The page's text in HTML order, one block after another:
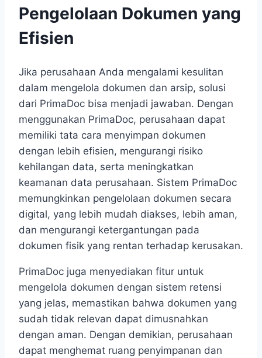
Pengelolaan Dokumen yang
Efisien
Jika perusahaan Anda mengalami kesulitan
dalam mengelola dokumen dan arsip, solusi
dari PrimaDoc bisa menjadi jawaban. Dengan
menggunakan PrimaDoc, perusahaan dapat
memiliki tata cara menyimpan dokumen
dengan lebih efisien, mengurangi risiko
kehilangan data, serta meningkatkan
keamanan data perusahaan. Sistem PrimaDoc
memungkinkan pengelolaan dokumen secara
digital, yang lebih mudah diakses, lebih aman,
dan mengurangi ketergantungan pada
dokumen fisik yang rentan terhadap kerusakan.
PrimaDoc juga menyediakan fitur untuk
mengelola dokumen dengan sistem retensi
yang jelas, memastikan bahwa dokumen yang
sudah tidak relevan dapat dimusnahkan
dengan aman. Dengan demikian, perusahaan
dapat menghemat ruang penyimpanan dan